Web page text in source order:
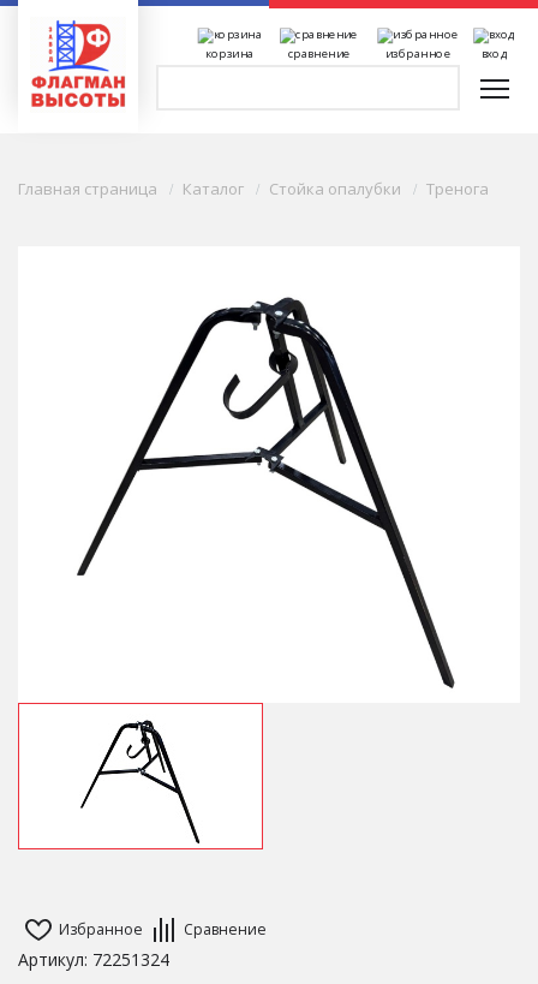
корзина сравнение избранное вход
Главная страница Каталог Стойка опалубки Тренога
Артикул: 72251324
Избранное Сравнение